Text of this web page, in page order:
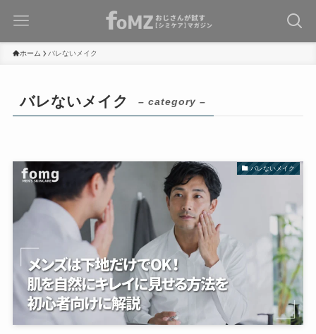
ホーム バレないメイク
バレないメイク – category –
バレないメイク